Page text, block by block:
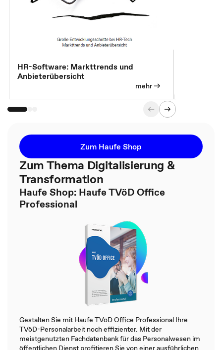
HR-Software: Markttrends und
Anbieterübersicht
mehr
Zum Haufe Shop
Zum Thema Digitalisierung &
Transformation
Haufe Shop: Haufe TVöD Office
Professional
Gestalten Sie mit Haufe TVöD Office Professional Ihre
TVöD-Personalarbeit noch effizienter. Mit der
meistgenutzten Fachdatenbank für das Personalwesen im
öffentlichen Dienst profitieren Sie von einer ausführlichen